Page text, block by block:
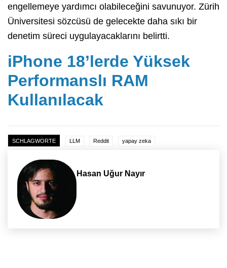
engellemeye yardımcı olabileceğini savunuyor. Zürih
Üniversitesi sözcüsü de gelecekte daha sıkı bir
denetim süreci uygulayacaklarını belirtti.
iPhone 18’lerde Yüksek
Performanslı RAM
Kullanılacak
SCHLAGWORTE LLM Reddit yapay zeka
Hasan Uğur Nayır